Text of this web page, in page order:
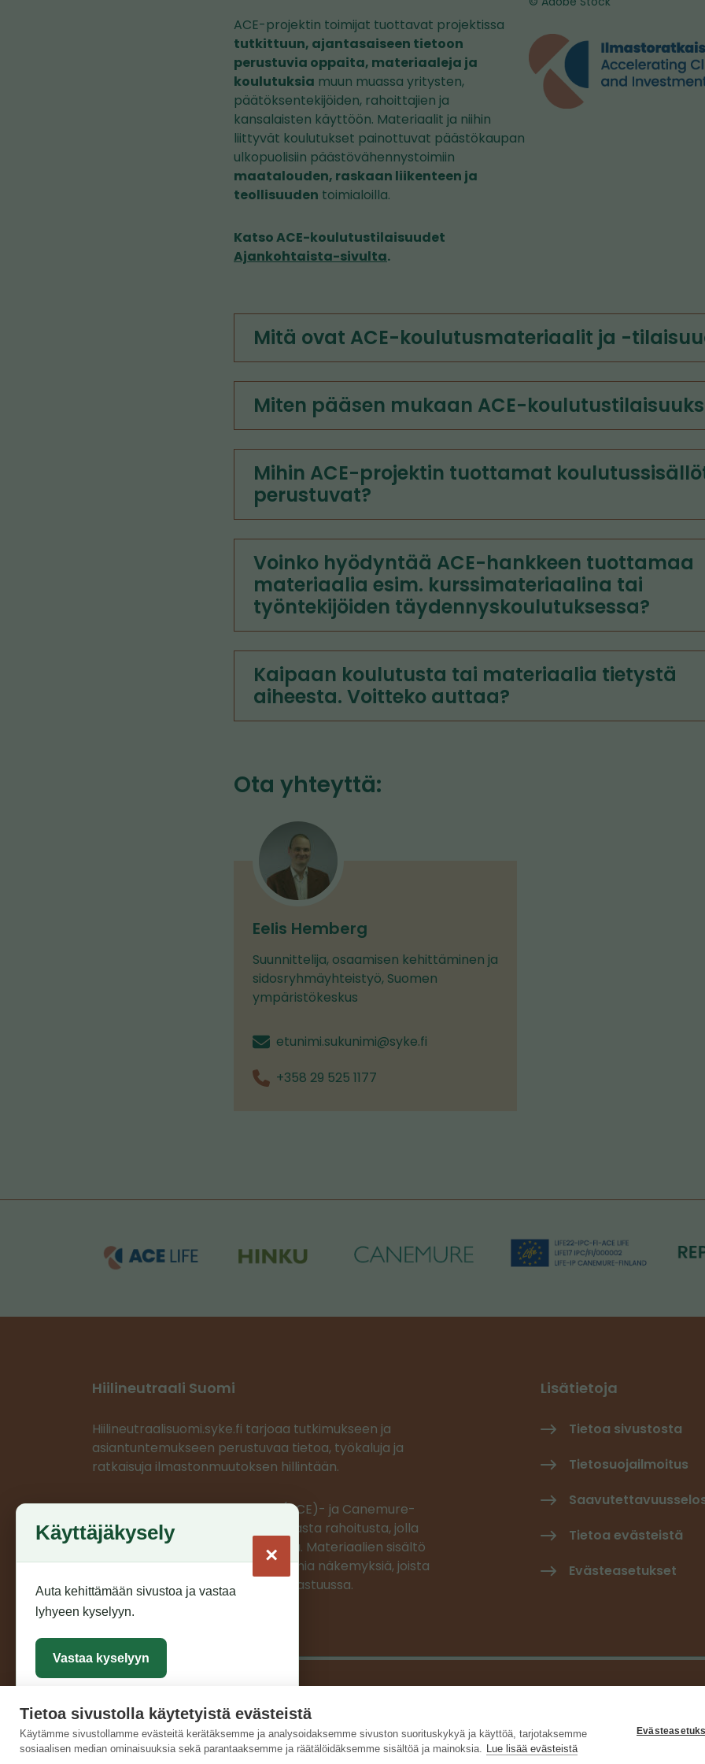
Tietoa sivustolla käytetyistä evästeistä
Käytämme sivustollamme evästeitä kerätäksemme ja analysoidaksemme sivuston suorituskykyä ja käyttöä, tarjotaksemme
sosiaalisen median ominaisuuksia sekä parantaaksemme ja räätälöidäksemme sisältöä ja mainoksia. Lue lisää evästeistä
ACE-projektin toimijat tuottavat projektissa
tutkittuun, ajantasaiseen tietoon
perustuvia oppaita, materiaaleja ja
koulutuksia muun muassa yritysten,
päätöksentekijöiden, rahoittajien ja
kansalaisten käyttöön. Materiaalit ja niihin
liittyvät koulutukset painottuvat päästökaupan
ulkopuolisiin päästövähennystoimiin
maatalouden, raskaan liikenteen ja
teollisuuden toimialoilla.
Katso ACE-koulutustilaisuudet
Ajankohtaista-sivulta.
Mitä ovat ACE-koulutusmateriaalit ja -
Miten pääsen mukaan ACE-
Mihin ACE-projektin tuottamat
perustuvat?
Voinko hyödyntää ACE-hankkeen tuottamaa
materiaalia esim. kurssimateriaalina tai
työntekijöiden täydennyskoulutuksessa?
Kaipaan koulutusta tai materiaalia tietystä
aiheesta. Voitteko auttaa?
Ota yhteyttä:
Eelis Hemberg
Suunnittelija, osaamisen kehittäminen ja
sidosryhmäyhteistyö, Suomen
ympäristökeskus
etunimi.sukunimi@syke.fi
+358 29 525 1177
Hiilineutraali Suomi
Hiilineutraalisuomi.syke.fi tarjoaa tutkimukseen ja
asiantuntemukseen perustuvaa tietoa, työkaluja ja
ratkaisuja ilmastonmuutoksen hillintään.
Ilmastoratkaisujen vauhdittaja (ACE)- ja Canemure-
projektit saavat EU:n LIFE-ohjelmasta rahoitusta, jolla
projektien materiaalit on tuotettu. Materiaalien sisältö
edustaa ainoastaan projektien omia näkemyksiä, joista
CINEA/Euroopan komissio ei ole vastuussa.
Lisätietoja
Tietoa sivustosta
Tietosuojailmoitus
Tietoa evästeistä
Evästeasetukset
Käyttäjäkysely
×
Auta kehittämään sivustoa ja vastaa
lyhyeen kyselyyn.
Vastaa kyselyyn
Sulje